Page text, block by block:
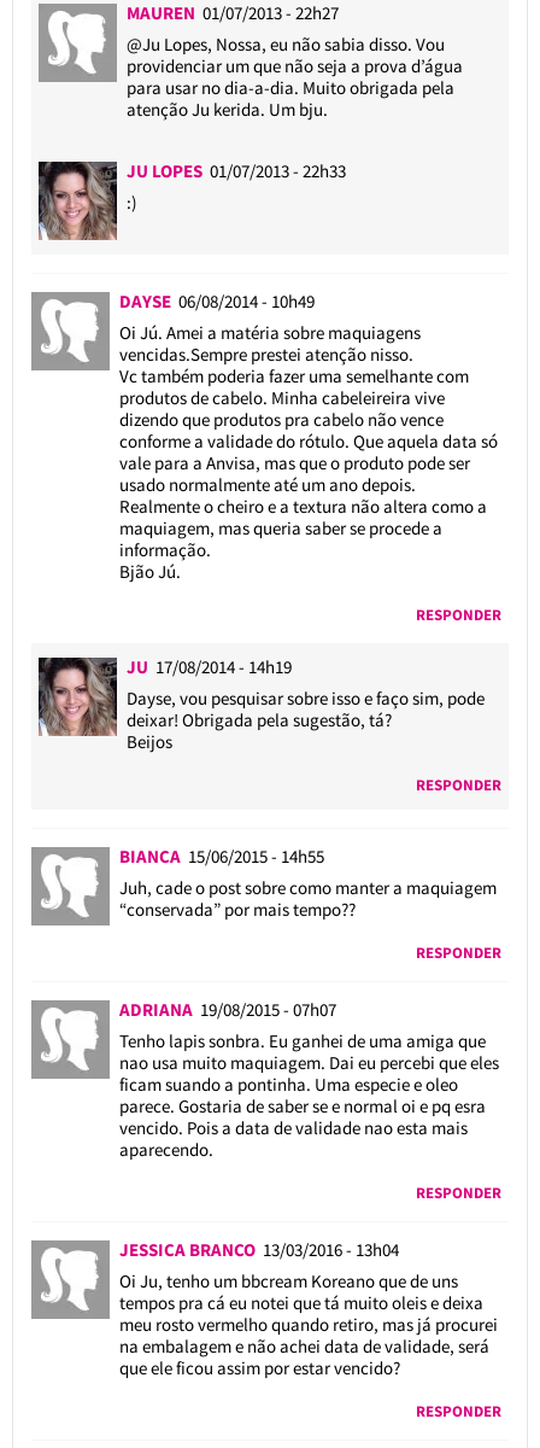
MAUREN01/07/2013 - 22h27
@Ju Lopes, Nossa, eu não sabia disso. Vou
providenciar um que não seja a prova d’água
para usar no dia-a-dia. Muito obrigada pela
atenção Ju kerida. Um bju.
JU LOPES 01/07/2013 - 22h33
:)
DAYSE 06/08/2014 - 10h49
Oi Jú. Amei a matéria sobre maquiagens
vencidas.Sempre prestei atenção nisso.
Vc também poderia fazer uma semelhante com
produtos de cabelo. Minha cabeleireira vive
dizendo que produtos pra cabelo não vence
conforme a validade do rótulo. Que aquela data só
vale para a Anvisa, mas que o produto pode ser
usado normalmente até um ano depois.
Realmente o cheiro e a textura não altera como a
maquiagem, mas queria saber se procede a
informação.
Bjão Jú.
RESPONDER
JU 17/08/2014 - 14h19
Dayse, vou pesquisar sobre isso e faço sim, pode
deixar! Obrigada pela sugestão, tá?
Beijos
RESPONDER
BIANCA 15/06/2015 - 14h55
Juh, cade o post sobre como manter a maquiagem
“conservada” por mais tempo??
RESPONDER
ADRIANA 19/08/2015 - 07h07
Tenho lapis sonbra. Eu ganhei de uma amiga que
nao usa muito maquiagem. Dai eu percebi que eles
ficam suando a pontinha. Uma especie e oleo
parece. Gostaria de saber se e normal oi e pq esra
vencido. Pois a data de validade nao esta mais
aparecendo.
RESPONDER
JESSICA BRANCO 13/03/2016 - 13h04
Oi Ju, tenho um bbcream Koreano que de uns
tempos pra cá eu notei que tá muito oleis e deixa
meu rosto vermelho quando retiro, mas já procurei
na embalagem e não achei data de validade, será
que ele ficou assim por estar vencido?
RESPONDER